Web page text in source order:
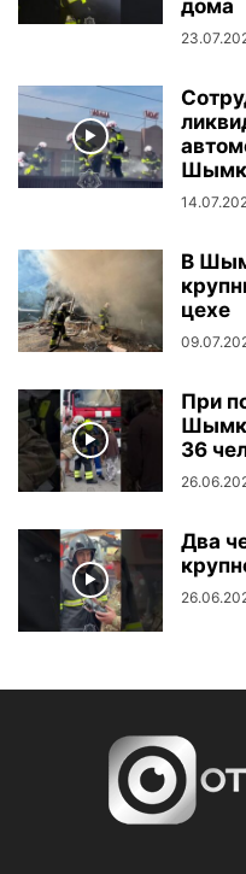
дома
В
цехе
При
36
Два